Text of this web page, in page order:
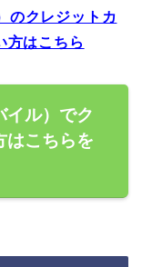
のクレジットカ
方はこちら
ル）でク
はこちらを